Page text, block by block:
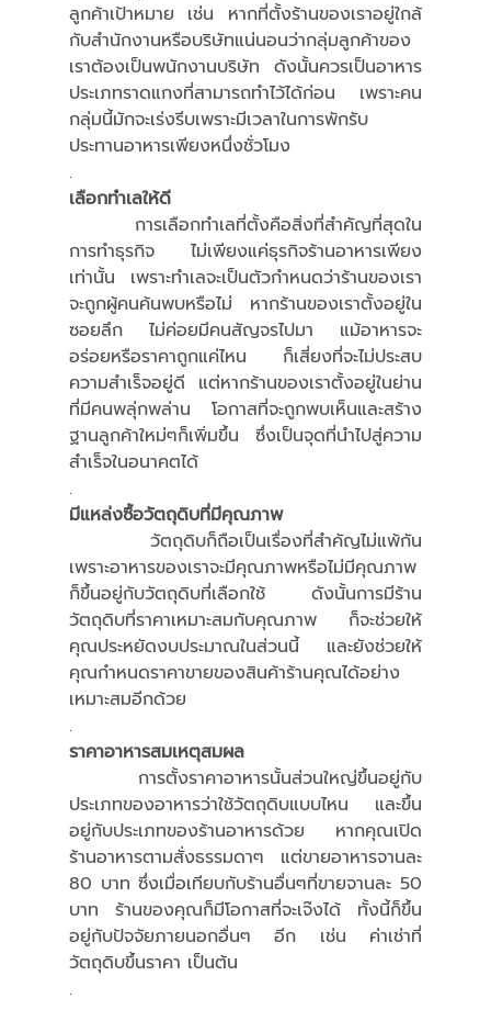
ลูกค้าเป้าหมาย เช่น หากที่ตั้งร้านของเราอยู่ใกล้
กับสำนักงานหรือบริษัทแน่นอนว่ากลุ่มลูกค้าของ
เราต้องเป็นพนักงานบริษัท ดังนั้นควรเป็นอาหาร
ประเภทราดแกงที่สามารถทำไว้ได้ก่อน เพราะคน
กลุ่มนี้มักจะเร่งรีบเพราะมีเวลาในการพักรับ
ประทานอาหารเพียงหนึ่งชั่วโมง
.
เลือกทำเลให้ดี
การทำธุรกิจ ไม่เพียงแค่ธุรกิจร้านอาหารเพียง
เท่านั้น เพราะทำเลจะเป็นตัวกำหนดว่าร้านของเรา
จะถูกผู้คนค้นพบหรือไม่ หากร้านของเราตั้งอยู่ใน
ซอยลึก ไม่ค่อยมีคนสัญจรไปมา แม้อาหารจะ
อร่อยหรือราคาถูกแค่ไหน ก็เสี่ยงที่จะไม่ประสบ
ความสำเร็จอยู่ดี แต่หากร้านของเราตั้งอยู่ในย่าน
ที่มีคนพลุ่กพล่าน โอกาสที่จะถูกพบเห็นและสร้าง
ฐานลูกค้าใหม่ๆก็เพิ่มขึ้น ซึ่งเป็นจุดที่นำไปสู่ความ
สำเร็จในอนาคตได้
.
มีแหล่งซื้อวัตถุดิบที่มีคุณภาพ
	วัตถุดิบก็ถือเป็นเรื่องที่สำคัญไม่แพ้กัน
เพราะอาหารของเราจะมีคุณภาพหรือไม่มีคุณภาพ
ก็ขึ้นอยู่กับวัตถุดิบที่เลือกใช้ ดังนั้นการมีร้าน
วัตถุดิบที่ราคาเหมาะสมกับคุณภาพ ก็จะช่วยให้
คุณประหยัดงบประมาณในส่วนนี้ และยังช่วยให้
คุณกำหนดราคาขายของสินค้าร้านคุณได้อย่าง
เหมาะสมอีกด้วย
.
ราคาอาหารสมเหตุสมผล
ประเภทของอาหารว่าใช้วัตถุดิบแบบไหน และขึ้น
อยู่กับประเภทของร้านอาหารด้วย หากคุณเปิด
ร้านอาหารตามสั่งธรรมดาๆ แต่ขายอาหารจานละ
80 บาท ซึ่งเมื่อเทียบกับร้านอื่นๆที่ขายจานละ 50
บาท ร้านของคุณก็มีโอกาสที่จะเจ๊งได้ ทั้งนี้ก็ขึ้น
อยู่กับปัจจัยภายนอกอื่นๆ อีก เช่น ค่าเช่าที่
วัตถุดิบขึ้นราคา เป็นต้น
.